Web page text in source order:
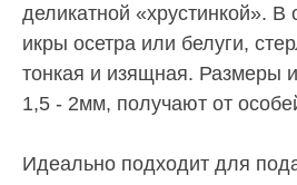
деликатной «хрустинкой». В
икры осетра или белуги,
тонкая и изящная. Размеры
1,5 - 2мм, получают от
Идеально подходит для